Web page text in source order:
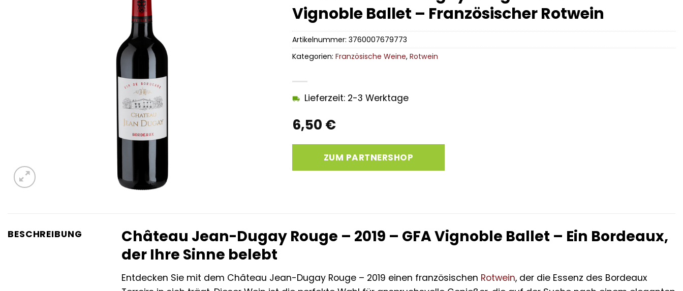
Vignoble Ballet – Französischer Rotwein
6,50 €
Lieferzeit: 2-3 Werktage
ZUM PARTNERSHOP
Artikelnummer: 3760007679773
Kategorien: Französische Weine, Rotwein
BESCHREIBUNG
Château Jean-Dugay Rouge – 2019 – GFA Vignoble Ballet – Ein Bordeaux,
der Ihre Sinne belebt
Entdecken Sie mit dem Château Jean-Dugay Rouge – 2019 einen französischen Rotwein, der die Essenz des Bordeaux